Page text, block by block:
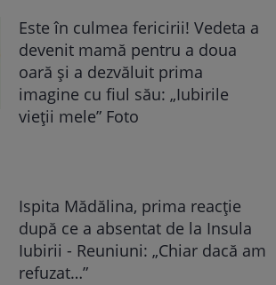
Este în culmea fericirii! Vedeta a
devenit mamă pentru a doua
oară și a dezvăluit prima
imagine cu fiul său: „Iubirile
vieții mele” Foto
Ispita Mădălina, prima reacție
după ce a absentat de la Insula
Iubirii - Reuniuni: „Chiar dacă am
refuzat…”